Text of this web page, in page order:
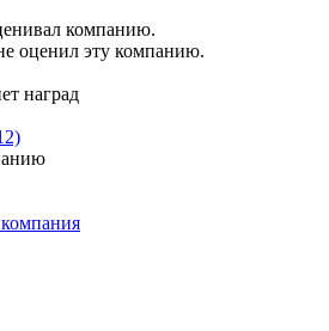
компанию.
оценил эту компанию.
наград